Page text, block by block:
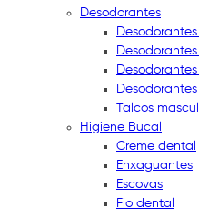
Desodorantes
Talcos
Higiene Bucal
Creme dental
Enxaguantes
Escovas
Fio dental